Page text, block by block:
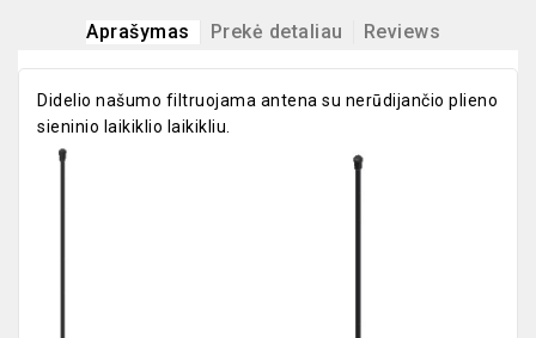
Aprašymas Prekė detaliau Reviews
Didelio našumo filtruojama antena su nerūdijančio plieno
sieninio laikiklio laikikliu.